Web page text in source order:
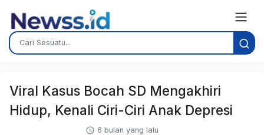
Viral Kasus Bocah SD Mengakhiri
Hidup, Kenali Ciri-Ciri Anak Depresi
6 bulan yang lalu